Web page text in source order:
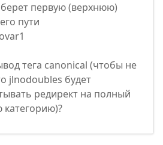
первую (верхнюю)
пути
тега canonical (чтобы не
jlnodoubles будет
редирект на полный